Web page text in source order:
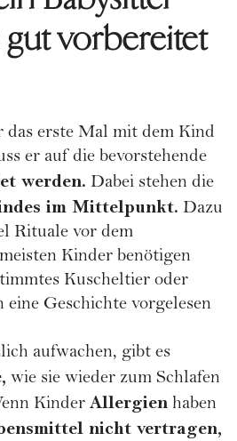
gut vorbereitet
das erste Mal mit dem Kind
er auf die bevorstehende
werden. Dabei stehen die
im Mittelpunkt. Dazu
Rituale vor dem
Kinder benötigen
Kuscheltier oder
eine Geschichte vorgelesen
aufwachen, gibt es
wie sie wieder zum Schlafen
Kinder Allergien haben
nicht vertragen,